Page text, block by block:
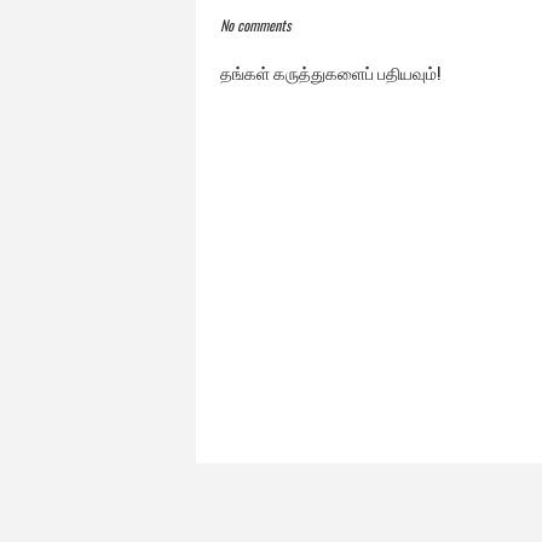
No comments
தங்கள் கருத்துகளைப் பதியவும்!